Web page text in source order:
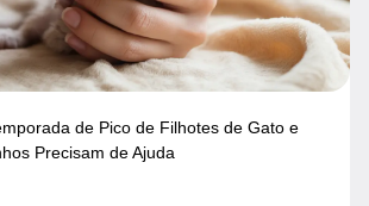
de Pico de Filhotes de Gato e
Precisam de Ajuda